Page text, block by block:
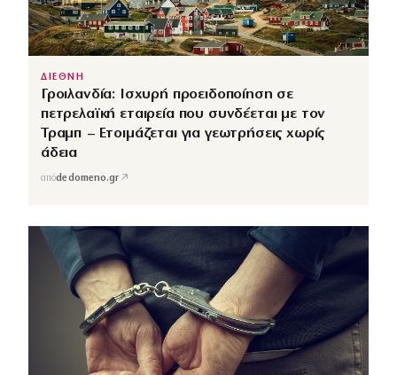
ΔΙΕΘΝΗ
Γροιλανδία: Ισχυρή προειδοποίηση σε
πετρελαϊκή εταιρεία που συνδέεται με τον
Τραμπ – Ετοιμάζεται για γεωτρήσεις χωρίς
άδεια
απόdedomeno.gr ↗